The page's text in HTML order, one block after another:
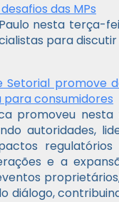
das MPs
nesta terça-
para
Setorial promove
consumidores
promoveu
autoridades,
regulatórios
e a
diálogo,